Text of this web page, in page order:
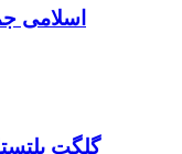
اسلامی